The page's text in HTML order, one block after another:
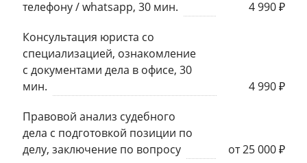
телефону / whatsapp, 30 мин.
4 990 ₽
Консультация юриста со
специализацией, ознакомление
с документами дела в офисе, 30
мин.
4 990 ₽
Правовой анализ судебного
дела с подготовкой позиции по
делу, заключение по вопросу
от 25 000 ₽